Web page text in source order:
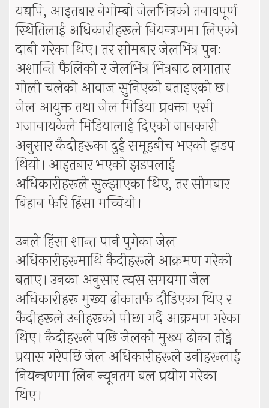
यद्यपि, आइतबार नेगोम्बो जेलभित्रको तनावपूर्ण
स्थितिलाई अधिकारीहरूले नियन्त्रणमा लिएको
दाबी गरेका थिए। तर सोमबार जेलभित्र पुनः
अशान्ति फैलिकाे र जेलभित्र भित्रबाट लगातार
गोली चलेको आवाज सुनिएको बताइएकाे छ।
जेल आयुक्त तथा जेल मिडिया प्रवक्ता एसी
गजानायकेले मिडियालाई दिएको जानकारी
अनुसार कैदीहरूका दुई समूहबीच भएको झडप
थियो। आइतबार भएको झडपलाई
अधिकारीहरूले सुल्झाएका थिए, तर सोमबार
बिहान फेरि हिंसा मच्चियो।
उनले हिंसा शान्त पार्न पुगेका जेल
अधिकारीहरूमाथि कैदीहरूले आक्रमण गरेको
बताए। उनका अनुसार त्यस समयमा जेल
अधिकारीहरू मुख्य ढोकातर्फ दौडिएका थिए र
कैदीहरूले उनीहरूको पीछा गर्दै आक्रमण गरेका
थिए। कैदीहरूले पछि जेलको मुख्य ढोका तोड्ने
प्रयास गरेपछि जेल अधिकारीहरूले उनीहरूलाई
नियन्त्रणमा लिन न्यूनतम बल प्रयोग गरेका
थिए।